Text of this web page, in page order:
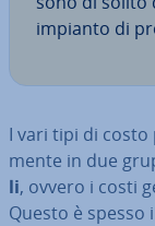
impianto di
I vari tipi di
men­te in due
li, ovvero i costi
Questo è spesso